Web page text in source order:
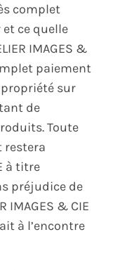
complet
ce quelle
IMAGES &
paiement
sur
de
Toute
restera
à titre
préjudice de
IMAGES & CIE
à l’encontre